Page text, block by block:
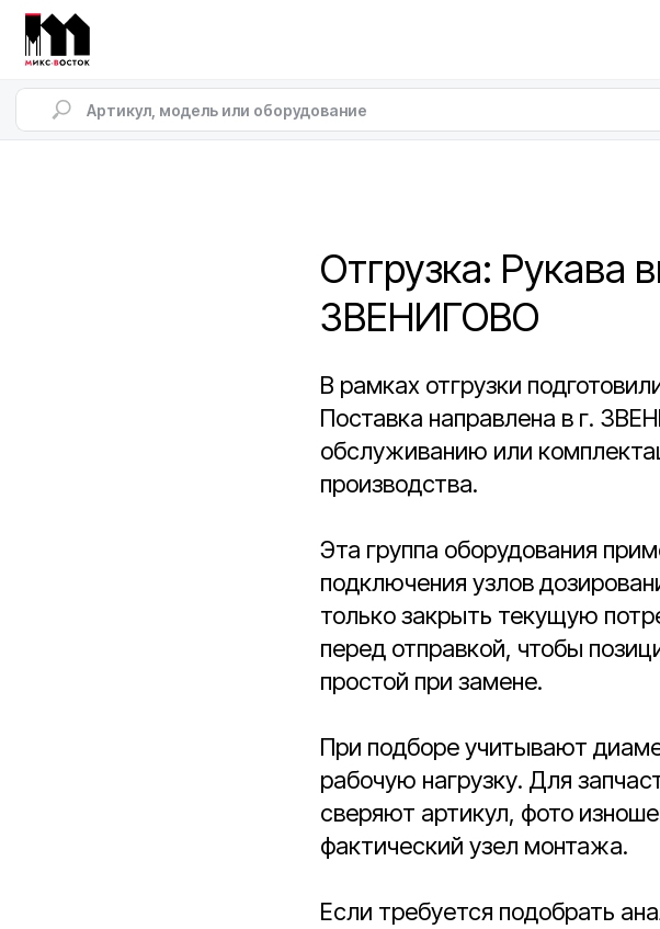
Отгрузка: Рукава
ЗВЕНИГОВО
В рамках отгрузки
Поставка направлена в г.
обслуживанию или
производства.
Эта группа оборудования
подключения узлов
только закрыть текущую
перед отправкой, чтобы
простой при замене.
При подборе учитывают
рабочую нагрузку. Для
сверяют артикул, фото
фактический узел монтажа.
Если требуется подобрать